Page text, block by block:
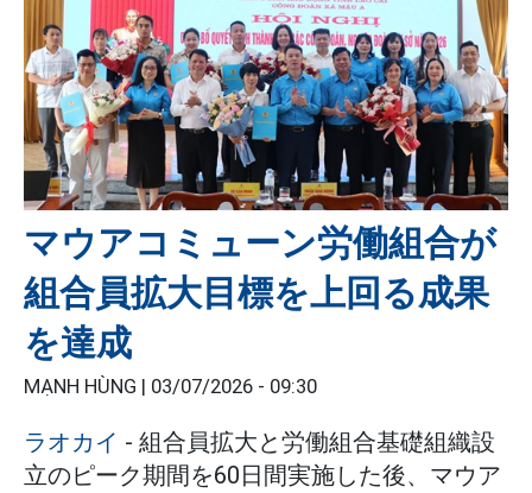
マウアコミューン労働組合が
組合員拡大目標を上回る成果
を達成
MẠNH HÙNG | 03/07/2026 - 09:30
ラオカイ - 組合員拡大と労働組合基礎組織設
立のピーク期間を60日間実施した後、マウア